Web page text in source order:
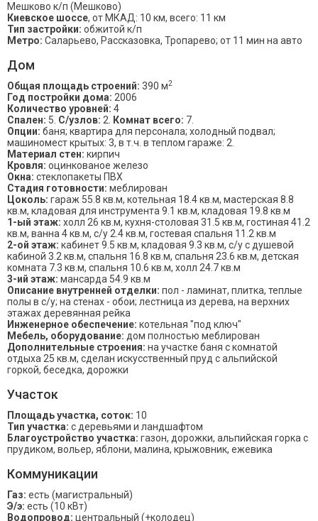
Мешково к/п (Мешково)
Киевское шоссе, от МКАД: 10 км, всего: 11 км
Тип застройки: обжитой к/п
Метро: Саларьево, Рассказовка, Тропарево; от 11 мин на авто
Дом
Общая площадь строений: 390 м2
Год постройки дома: 2006
Количество уровней: 4
Спален: 5. С/узлов: 2. Комнат всего: 7.
Опции: баня; квартира для персонала; холодный подвал;
машиномест крытых: 3, в т.ч. в теплом гараже: 2.
Материал стен: кирпич
Кровля: оцинкованое железо
Окна: стеклопакеты ПВХ
Стадия готовности: меблирован
Цоколь: гараж 55.8 кв.м, котельная 18.4 кв.м, мастерская 8.8
кв.м, кладовая для инструмента 9.1 кв.м, кладовая 19.8 кв.м
1-ый этаж: холл 26 кв.м, кухня-столовая 31.5 кв.м, гостиная 41.2
кв.м, ванна 4 кв.м, с/у 2.4 кв.м, гостевая спальня 11.2 кв.м
2-ой этаж: кабинет 9.5 кв.м, кладовая 9.3 кв.м, с/у с душевой
кабиной 3.2 кв.м, спальня 16.8 кв.м, спальня 23.6 кв.м, детская
комната 7.3 кв.м, спальня 10.6 кв.м, холл 24.7 кв.м
3-ий этаж: мансарда 54.9 кв.м
Описание внутренней отделки: пол - ламинат, плитка, теплые
полы в с/у; на стенах - обои; лестница из дерева, на верхних
этажах деревянная рейка
Инженерное обеспечение: котельная "под ключ"
Мебель, оборудование: дом полностью меблирован
Дополнительные строения: на участке баня с комнатой
отдыха 25 кв.м, сделан искусственный пруд с альпийской
горкой, беседка, дорожки
Участок
Площадь участка, соток: 10
Тип участка: с деревьями и ландшафтом
Благоустройство участка: газон, дорожки, альпийская горка с
прудиком, вольер, яблони, малина, крыжовник, ежевика
Коммуникации
Газ: есть (магистральный)
Э/э: есть (10 кВт)
Водопровод: центральный (+колодец)